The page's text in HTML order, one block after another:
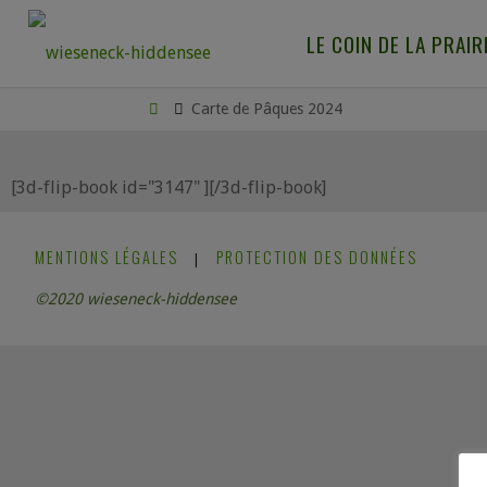
LE COIN DE LA
Carte de Pâques 2024
[3d-flip-book id="3147" ][/3d-flip-book]
MENTIONS LÉGALES PROTECTION DES DONNÉES
©2020 wieseneck-hiddensee